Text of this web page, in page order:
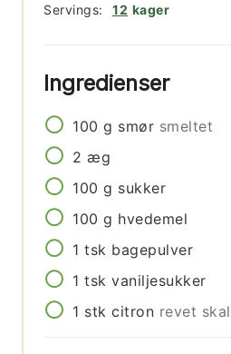
Servings: 12 kager
Ingredienser
100 g smør smeltet
2 æg
100 g sukker
100 g hvedemel
1 tsk bagepulver
1 tsk vaniljesukker
1 stk citron revet skal